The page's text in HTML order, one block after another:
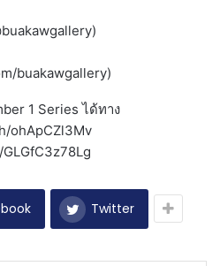
buakawgallery)
1 Series ได้ทาง
ohApCZl3Mv
Twitter